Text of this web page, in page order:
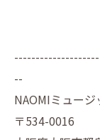
--
NAOMIミュー
〒534-0016